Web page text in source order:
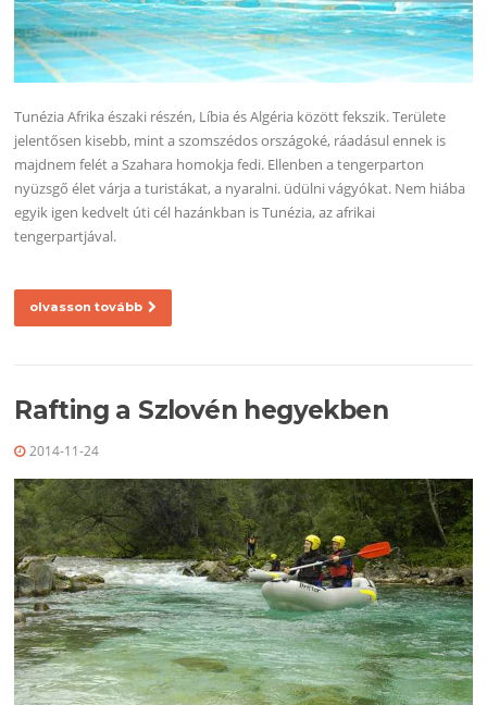
Tunézia Afrika északi részén, Líbia és Algéria között fekszik. Területe
jelentősen kisebb, mint a szomszédos országoké, ráadásul ennek is
majdnem felét a Szahara homokja fedi. Ellenben a tengerparton
nyüzsgő élet várja a turistákat, a nyaralni. üdülni vágyókat. Nem hiába
egyik igen kedvelt úti cél hazánkban is Tunézia, az afrikai
tengerpartjával.
olvasson tovább
Rafting a Szlovén hegyekben
2014-11-24